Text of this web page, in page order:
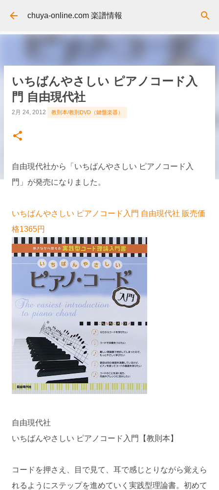
スキップしてメイン コンテンツに移動
chuya-online.com 楽譜情報
いちばんやさしい ピアノコード入
門 自由現代社
2月 24, 2012 教則本/教則DVD（鍵盤楽器）
自由現代社から「いちばんやさしい ピアノコード入
門」が発売になりました。
いちばんやさしい ピアノコード入門 自由現代社 販売価
格1365円
自由現代社
いちばんやさしい ピアノコード入門【教則本】
コードを押さえ、目で見て、耳で感じとりながら覚えら
れるようにステップを進めていく実践型理論書。初めて